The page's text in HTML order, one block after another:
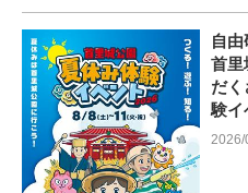
自
首里
だ
験イ
2026/